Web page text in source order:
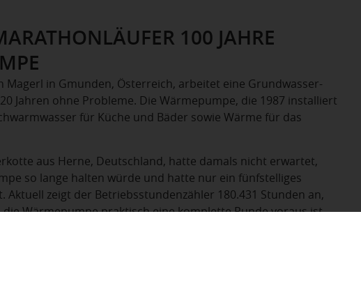
100 JAHRE
Magerl in Gmunden, Österreich, arbeitet eine Grundwasser-
Jahren ohne Probleme. Die Wärmepumpe, die 1987 installiert
für Küche und Bäder sowie Wärme für das
aus Herne, Deutschland, hatte damals nicht erwartet,
so lange halten würde und hatte nur ein fünfstelliges
Aktuell zeigt der Betriebsstundenzähler 180.431 Stunden an,
die Wärmepumpe praktisch eine komplette Runde voraus ist.